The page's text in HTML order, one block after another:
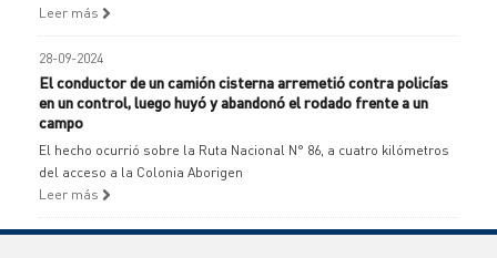
Leer más
28-09-2024
El conductor de un camión cisterna arremetió contra policías
en un control, luego huyó y abandonó el rodado frente a un
campo
El hecho ocurrió sobre la Ruta Nacional N° 86, a cuatro kilómetros
del acceso a la Colonia Aborigen
Leer más